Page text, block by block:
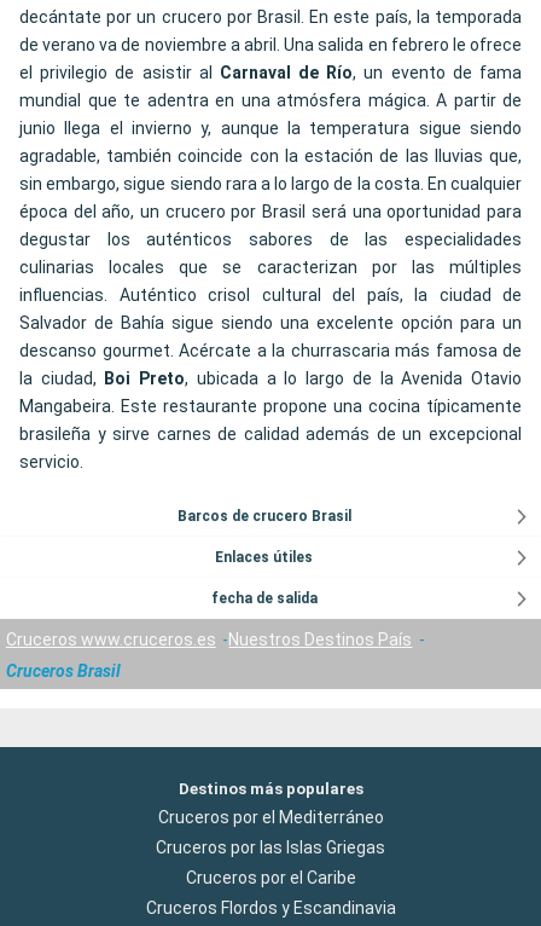
decántate por un crucero por Brasil. En este país, la temporada
de verano va de noviembre a abril. Una salida en febrero le ofrece
el privilegio de asistir al Carnaval de Río, un evento de fama
mundial que te adentra en una atmósfera mágica. A partir de
junio llega el invierno y, aunque la temperatura sigue siendo
agradable, también coincide con la estación de las lluvias que,
sin embargo, sigue siendo rara a lo largo de la costa. En cualquier
época del año, un crucero por Brasil será una oportunidad para
degustar los auténticos sabores de las especialidades
culinarias locales que se caracterizan por las múltiples
influencias. Auténtico crisol cultural del país, la ciudad de
Salvador de Bahía sigue siendo una excelente opción para un
descanso gourmet. Acércate a la churrascaria más famosa de
la ciudad,
Boi Preto, ubicada a lo largo de la Avenida Otavio
Mangabeira. Este restaurante propone una cocina típicamente
brasileña y sirve carnes de calidad además de un excepcional
servicio.
Barcos de crucero Brasil
Enlaces útiles
fecha de salida
Cruceros www.cruceros.es
Nuestros Destinos País
Cruceros Brasil
Destinos más populares
Cruceros por el Mediterráneo
Cruceros por las Islas Griegas
Cruceros por el Caribe
Cruceros Flordos y Escandinavia